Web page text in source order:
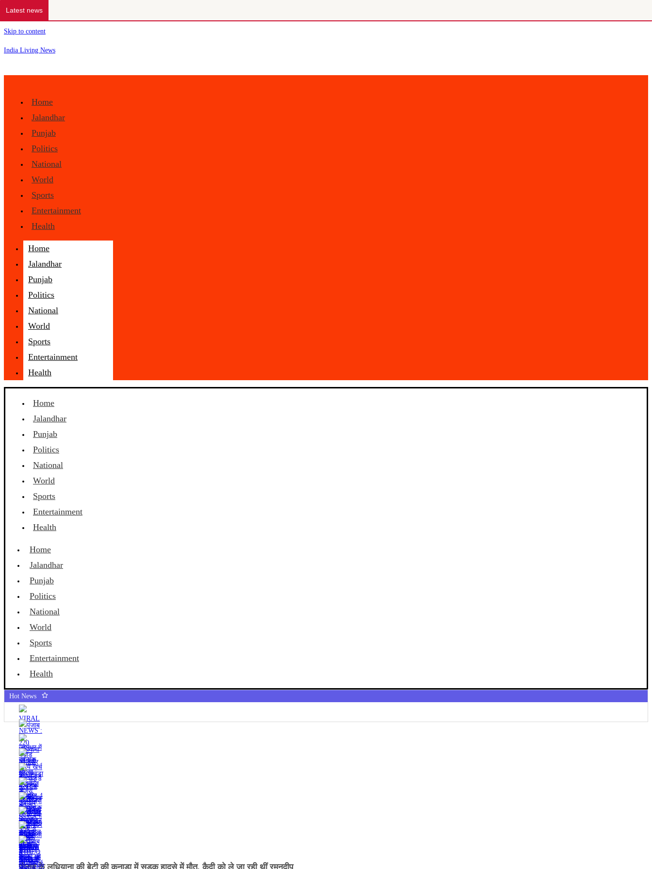
Latest news
Skip to content
India Living News
Home
Jalandhar
Punjab
Politics
National
World
Sports
Entertainment
Health
Home
Jalandhar
Punjab
Politics
National
World
Sports
Entertainment
Health
Home
Jalandhar
Punjab
Politics
National
World
Sports
Entertainment
Health
Home
Jalandhar
Punjab
Politics
National
World
Sports
Entertainment
Health
Hot News
पंजाब के लुधियाना की बेटी की कनाडा में सड़क हादसे में माैत, कैदी को ले जा रही थीं रमनदीप